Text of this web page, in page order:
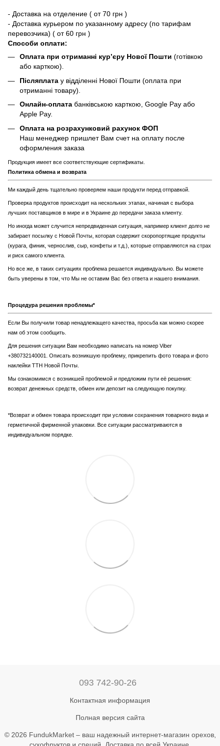
- Доставка на отделение ( от 70 грн )
- Доставка курьером по указанному адресу (по тарифам
перевозчика) ( от 60 грн )
Способи оплати:
Оплата при отриманні кур’єру Нової Пошти (готівкою
або карткою).
Післяплата у відділенні Нової Пошти (оплата при
отриманні товару).
Онлайн-оплата банківською карткою, Google Pay або
Apple Pay.
Оплата на розрахунковий рахунок ФОП
Наш менеджер пришлет Вам счет на оплату после
оформления заказа
Продукция имеет все соответствующие сертификаты.
Политика обмена и возврата
Ми каждый день тщательно проверяем наши продукти перед отправкой.
Проверка продуктов происходит на нескольких этапах, начиная с выбора
лучших поставщиков в мире и в Украине до передачи заказа клиенту.
Но иногда может случится непредвиденная ситуация, например клиент долго не
забирает посылку с Новой Почты, которая содержит скоропортящие продукты
(курага, финик, чернослив, сыр, конфеты и т.д.), которые отправляются на страх
и риск самого клиента.
Но все же, в таких ситуациях проблема решается индивидуально. Вы можете
быть уверены в том, что Мы не оставим Вас без ответа и нашего внимания.
Процедура решения проблемы*
Если Вы получили товар ненадлежащего качества, просьба как можно скорее
нам об этом сообщить.
Для решения ситуации Вам необходимо написать на номер Viber
+380732140001. Описать возникшую проблему, прикрепить фото товара и фото
наклейки ТТН Новой Почты.
Мы ознакомимся с возникшей проблемой и предложим пути её решения:
возврат денежных средств, обмен или депозит на следующую покупку.
*Возврат и обмен товара происходит при условии сохранения товарного вида и
герметичной фирменной упаковки. Все ситуации рассматриваются в
индивидуальном порядке.
093 742-90-26
Контактная информация
Полная версия сайта
© 2026 FundukMarket – ваш надежный интернет-магазин орехов,